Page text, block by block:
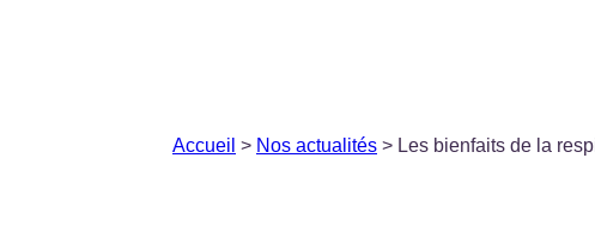
Accueil > Nos actualités > Les bienfaits de la